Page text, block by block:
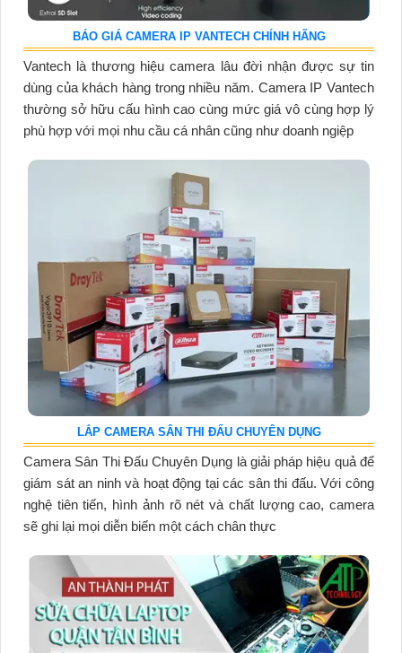
BÁO GIÁ CAMERA IP VANTECH CHÍNH HÃNG
Vantech là thương hiệu camera lâu đời nhận được sự tin
dùng của khách hàng trong nhiều năm. Camera IP Vantech
thường sở hữu cấu hình cao cùng mức giá vô cùng hợp lý
phù hợp với mọi nhu cầu cá nhân cũng như doanh ngiệp
LẮP CAMERA SÂN THI ĐẤU CHUYÊN DỤNG
Camera Sân Thi Đấu Chuyên Dụng là giải pháp hiệu quả để
giám sát an ninh và hoạt động tại các sân thi đấu. Với công
nghệ tiên tiến, hình ảnh rõ nét và chất lượng cao, camera
sẽ ghi lại mọi diễn biến một cách chân thực